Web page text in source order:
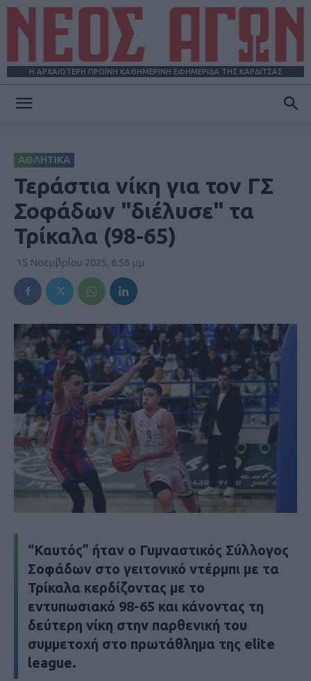
Η ΑΡΧΑΙΟΤΕΡΗ ΠΡΩΪΝΗ ΚΑΘΗΜΕΡΙΝΗ ΕΦΗΜΕΡΙΔΑ ΤΗΣ ΚΑΡΔΙΤΣΑΣ
ΑΘΛΗΤΙΚΑ
Τεράστια νίκη για τον ΓΣ
Σοφάδων "διέλυσε" τα
Τρίκαλα (98-65)
15 Νοεμβρίου 2025, 6:56 μμ
“Καυτός” ήταν ο Γυμναστικός Σύλλογος
Σοφάδων στο γειτονικό ντέρμπι με τα
Τρίκαλα κερδίζοντας με το
εντυπωσιακό 98-65 και κάνοντας τη
δεύτερη νίκη στην παρθενική του
συμμετοχή στο πρωτάθλημα της elite
league.